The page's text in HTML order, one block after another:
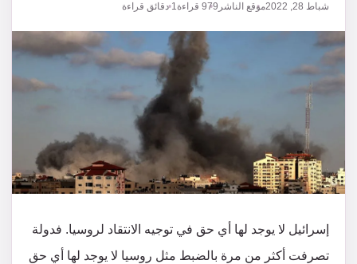
شباط 28, 2022 موقع الناشر 979 قراءة1 دقائق قراءة
إسرائيل لا يوجد لها أي حق في توجيه الانتقاد لروسيا. فدولة
تصرفت أكثر من مرة بالضبط مثل روسيا لا يوجد لها أي حق